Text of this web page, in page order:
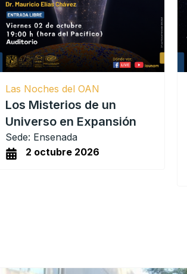
Las Noches del OAN
Los Misterios de un
Universo en Expansión
Sede: Ensenada
2 octubre 2026